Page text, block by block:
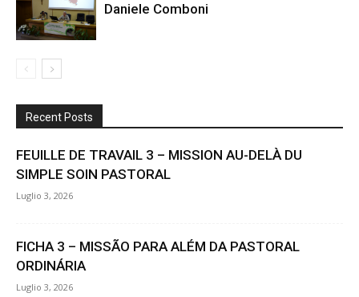
Daniele Comboni
Recent Posts
FEUILLE DE TRAVAIL 3 – MISSION AU-DELÀ DU
SIMPLE SOIN PASTORAL
Luglio 3, 2026
FICHA 3 – MISSÃO PARA ALÉM DA PASTORAL
ORDINÁRIA
Luglio 3, 2026